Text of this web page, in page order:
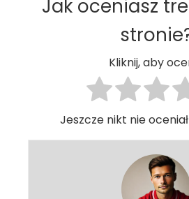
Jak oceniasz
Kliknij, aby
Jeszcze nikt nie